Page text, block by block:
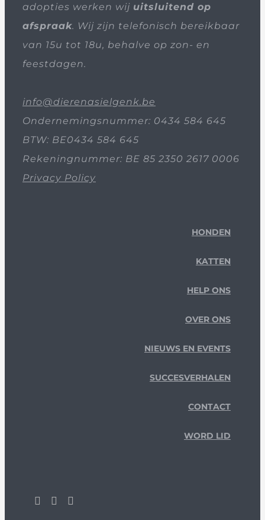
adopties werken wij uitsluitend op
afspraak. Wij zijn telefonisch bereikbaar
van 15u tot 18u, behalve op zon- en
feestdagen.
info@dierenasielgenk.be
Ondernemingsnummer: 0434 584 645
BTW: BE0434 584 645
Rekeningnummer: BE 85 2350 2617 0006
Privacy Policy
HONDEN
KATTEN
HELP ONS
OVER ONS
NIEUWS EN EVENTS
SUCCESVERHALEN
CONTACT
WORD LID